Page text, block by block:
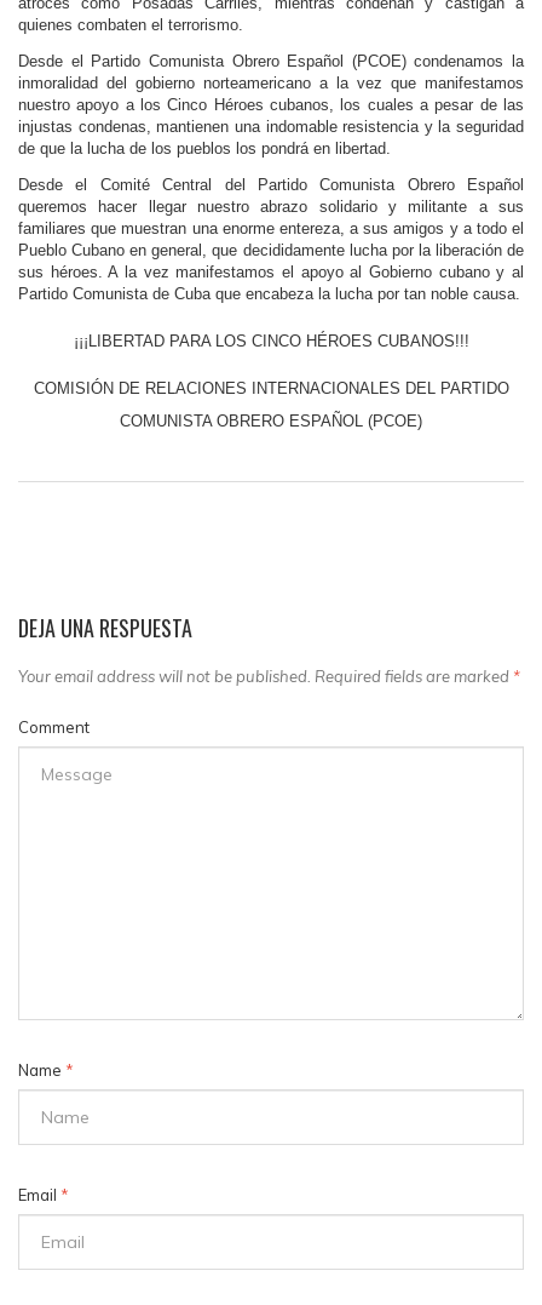
quienes combaten el terrorismo.
Desde el Partido Comunista Obrero Español (PCOE) condenamos la
inmoralidad del gobierno norteamericano a la vez que manifestamos
nuestro apoyo a los Cinco Héroes cubanos, los cuales a pesar de las
injustas condenas, mantienen una indomable resistencia y la seguridad
de que la lucha de los pueblos los pondrá en libertad.
Desde el Comité Central del Partido Comunista Obrero Español
queremos hacer llegar nuestro abrazo solidario y militante a sus
familiares que muestran una enorme entereza, a sus amigos y a todo el
Pueblo Cubano en general, que decididamente lucha por la liberación de
sus héroes. A la vez manifestamos el apoyo al Gobierno cubano y al
Partido Comunista de Cuba que encabeza la lucha por tan noble causa.
¡¡¡LIBERTAD PARA LOS CINCO HÉROES CUBANOS!!!
COMISIÓN DE RELACIONES INTERNACIONALES DEL PARTIDO
COMUNISTA OBRERO ESPAÑOL (PCOE)
DEJA UNA RESPUESTA
Your email address will not be published. Required fields are marked *
Comment
Name *
Email *